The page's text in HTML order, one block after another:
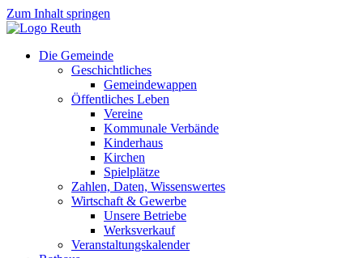
Zum Inhalt springen
Die Gemeinde
Geschichtliches
Gemeindewappen
Öffentliches Leben
Vereine
Kommunale Verbände
Kinderhaus
Kirchen
Spielplätze
Zahlen, Daten, Wissenswertes
Wirtschaft & Gewerbe
Unsere Betriebe
Werksverkauf
Veranstaltungskalender